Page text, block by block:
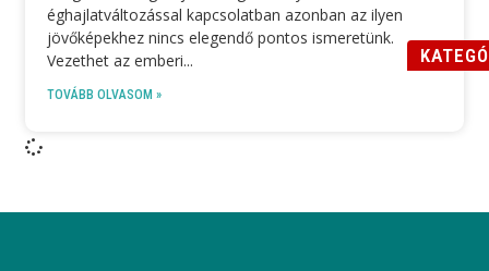
éghajlatváltozással kapcsolatban azonban az ilyen
jövőképekhez nincs elegendő pontos ismeretünk.
Vezethet az emberi
TOVÁBB OLVASOM »